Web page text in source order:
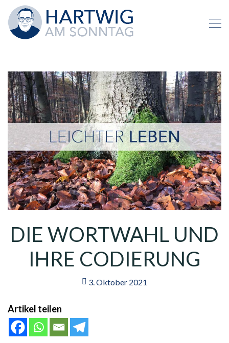
DIE WORTWAHL UND
IHRE CODIERUNG
3. Oktober 2021
Artikel teilen